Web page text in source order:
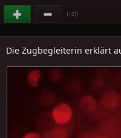
(+27)
Die Zugbegleiterin erklärt